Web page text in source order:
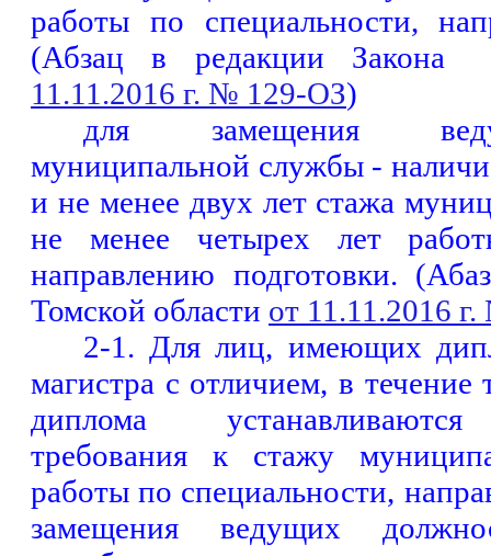
работы по специальности,
(Абзац в редакции Закона
11.11.2016 г. № 129-ОЗ)
для замещения
муниципальной службы -
и не менее двух лет стажа
не менее четырех лет
направлению подготовки. (
Томской области от 11.11.2016
2-1. Для лиц, имеющих
магистра с отличием, в течение
диплома
требования к стажу
работы по специальности,
замещения ведущих